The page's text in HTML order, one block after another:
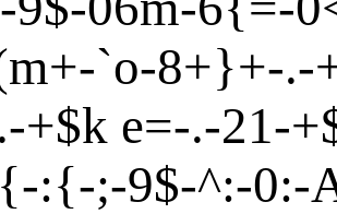
+-`o-8+}+-.-
.-+$k e=-.-21-
-:{-;-9$-^:-0:-